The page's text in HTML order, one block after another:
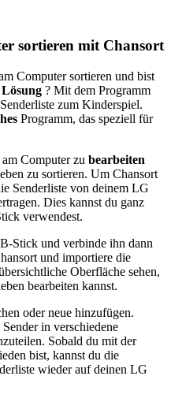
sortieren mit Chansort
Computer sortieren und bist
Lösung ? Mit dem Programm
zum Kinderspiel.
Programm, das speziell für
Computer zu bearbeiten
zu sortieren. Um Chansort
Senderliste von deinem LG
Dies kannst du ganz
verwendest.
Stick und verbinde ihn dann
und importiere die
Oberfläche sehen,
bearbeiten kannst.
oder neue hinzufügen.
in verschiedene
Sobald du mit der
bist, kannst du die
wieder auf deinen LG